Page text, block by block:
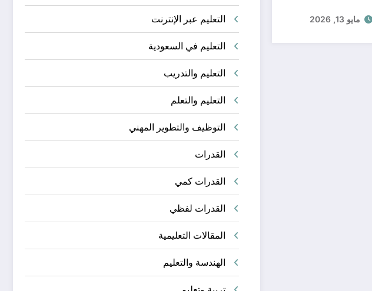
مايو 13, 2026
التعليم عبر الإنترنت
التعليم في السعودية
التعليم والتدريب
التعليم والتعلم
التوظيف والتطوير المهني
القدرات
القدرات كمي
القدرات لفظي
المقالات التعليمية
الهندسة والتعليم